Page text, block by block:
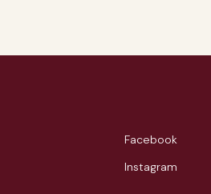
Facebook
Instagram